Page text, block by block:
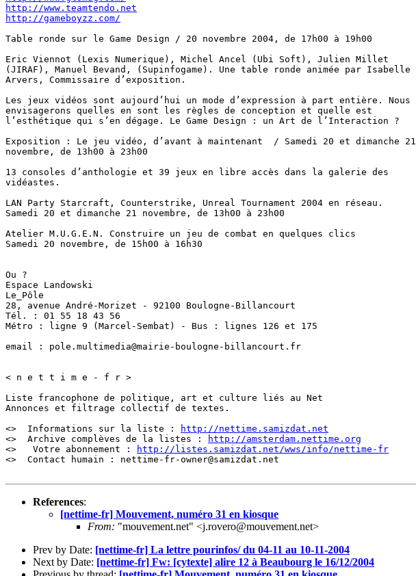
http://www.teamtendo.net
http://gameboyzz.com/
Table ronde sur le Game Design / 20 novembre 2004, de 17h00 à 19h00
Eric Viennot (Lexis Numerique), Michel Ancel (Ubi Soft), Julien Millet
(JIRAF), Manuel Bevand, (Supinfogame). Une table ronde animée par Isabelle
Arvers, Commissaire d’exposition.
Les jeux vidéos sont aujourd’hui un mode d’expression à part entière. Nous
envisagerons quelles en sont les règles de conception et quelle est
l’esthétique qui s’en dégage. Le Game Design : un Art de l’Interaction ?
Exposition : Le jeu vidéo, d’avant à maintenant  / Samedi 20 et dimanche 21
novembre, de 13h00 à 23h00
13 consoles d’anthologie et 39 jeux en libre accès dans la galerie des
vidéastes.
LAN Party Starcraft, Counterstrike, Unreal Tournament 2004 en réseau.
Samedi 20 et dimanche 21 novembre, de 13h00 à 23h00
Atelier M.U.G.E.N. Construire un jeu de combat en quelques clics
Samedi 20 novembre, de 15h00 à 16h30
Ou ?
Espace Landowski
Le_Pôle
28, avenue André-Morizet - 92100 Boulogne-Billancourt
Tél. : 01 55 18 43 56
Métro : ligne 9 (Marcel-Sembat) - Bus : lignes 126 et 175
email : pole.multimedia@mairie-boulogne-billancourt.fr
< n e t t i m e - f r >
Liste francophone de politique, art et culture liés au Net
Annonces et filtrage collectif de textes.
<>  Informations sur la liste :
http://nettime.samizdat.net
<>  Archive complèves de la listes :
http://amsterdam.nettime.org
<>   Votre abonnement :
http://listes.samizdat.net/wws/info/nettime-fr
<>  Contact humain : nettime-fr-owner@samizdat.net
References:
[nettime-fr] Mouvement, numéro 31 en kiosque
From: "mouvement.net" <j.rovero@mouvement.net>
Prev by Date: [nettime-fr] La lettre pourinfos/ du 04-11 au 10-11-2004
Next by Date: [nettime-fr] Fw: [cytexte] alire 12 à Beaubourg le 16/12/2004